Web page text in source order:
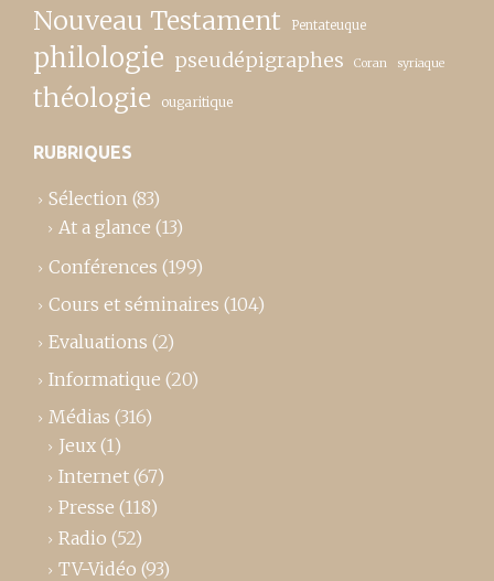
Nouveau Testament Pentateuque
philologie pseudépigraphes Coran syriaque
théologie ougaritique
RUBRIQUES
Sélection (83)
At a glance (13)
Conférences (199)
Cours et séminaires (104)
Evaluations (2)
Informatique (20)
Médias (316)
Jeux (1)
Internet (67)
Presse (118)
Radio (52)
TV-Vidéo (93)